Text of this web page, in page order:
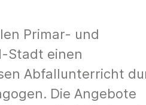
Primar- und
Stadt einen
Abfallunterricht
Die Angebote